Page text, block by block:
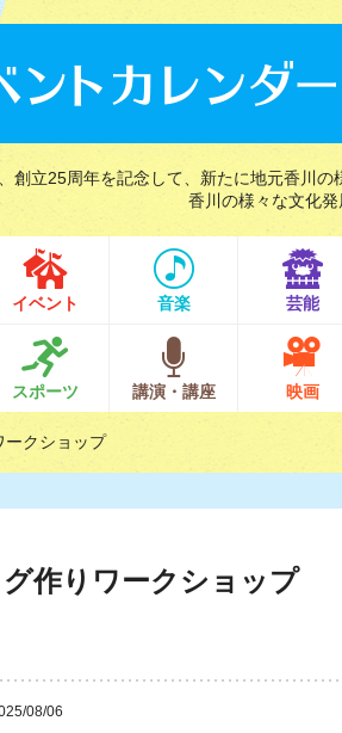
創立25周年を記念して、新たに地元香川の
香川の様々な文化発
イベント 音楽 芸能
スポーツ 講演・講座 映画
ークショップ
作りワークショップ
08/06